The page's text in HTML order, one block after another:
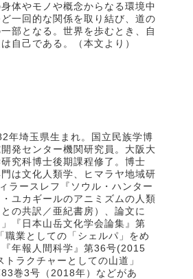
体やモノや概念からなる環境中
一回的な関係を取り結び、道の
部となる。世界を歩むとき、自
自己である。（本文より）
年埼玉県生まれ。国立民族学博
発センター機関研究員。大阪大
究科博士後期課程修了。博士
門は文化人類学、ヒマラヤ地域研
ラースレフ『ソウル・ハンター
カギールのアニミズムの人類
の共訳／亜紀書房）、論文に
」『日本山岳文化学会論集』第
業としての「シェルパ」をめ
『年報人間科学』第36号(2015
ラクチャーとしての山道」
83巻3号（2018年）などがあ